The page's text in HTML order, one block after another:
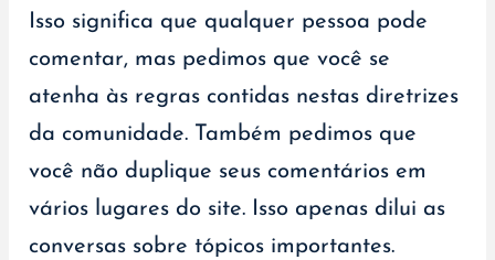
Isso significa que qualquer pessoa pode
comentar, mas pedimos que você se
atenha às regras contidas nestas diretrizes
da comunidade. Também pedimos que
você não duplique seus comentários em
vários lugares do site. Isso apenas dilui as
conversas sobre tópicos importantes.